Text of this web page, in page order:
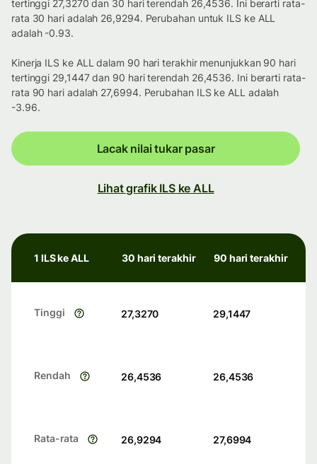
tertinggi 27,3270 dan 30 hari terendah 26,4536. Ini berarti rata-
rata 30 hari adalah 26,9294. Perubahan untuk ILS ke ALL
adalah -0.93.
Kinerja ILS ke ALL dalam 90 hari terakhir menunjukkan 90 hari
tertinggi 29,1447 dan 90 hari terendah 26,4536. Ini berarti rata-
rata 90 hari adalah 27,6994. Perubahan ILS ke ALL adalah
-3.96.
Lacak nilai tukar pasar
Lihat grafik ILS ke ALL
1 ILS ke ALL 30 hari terakhir 90 hari terakhir
Tinggi 27,3270 29,1447
Rendah 26,4536 26,4536
Rata-rata 26,9294 27,6994